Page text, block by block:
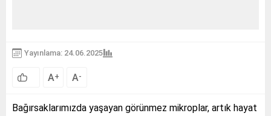
Yayınlama: 24.06.2025
A+ A-
Bağırsaklarımızda yaşayan görünmez mikroplar, artık hayat